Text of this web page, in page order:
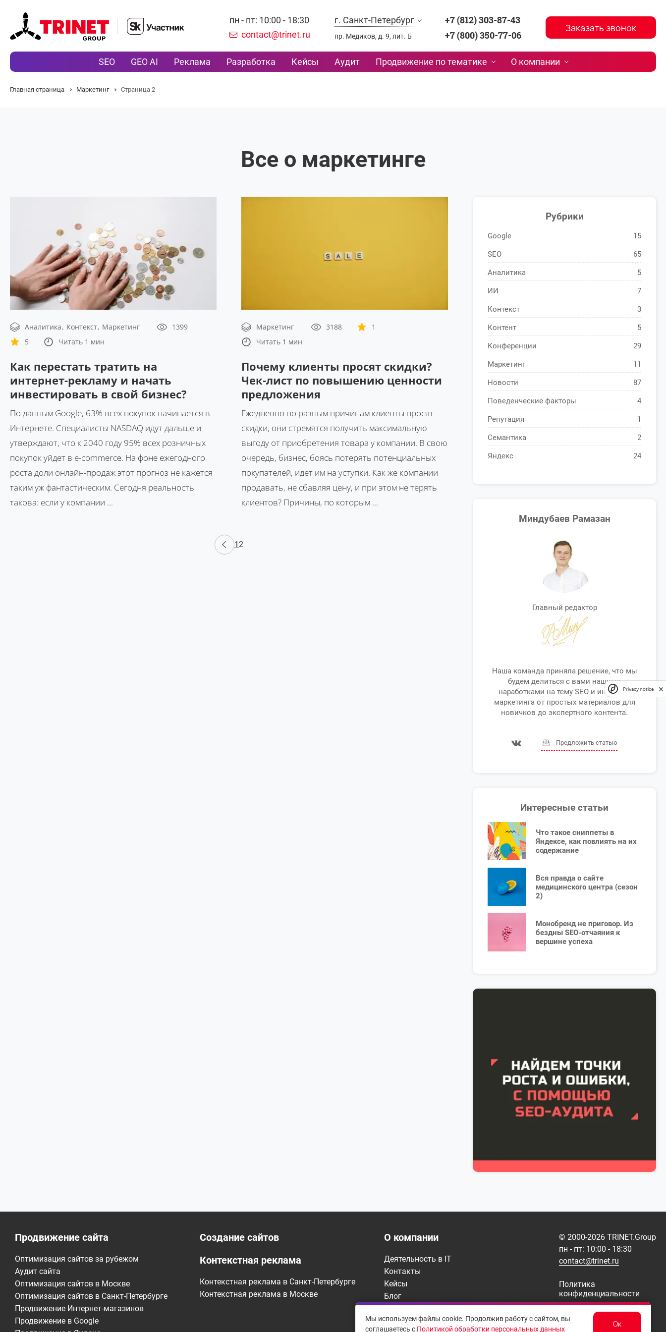
пн - пт: 10:00 - 18:30
contact@trinet.ru
г. Санкт-Петербург
пр. Медиков, д. 9, лит. Б
+7 (812) 303-87-43
+7 (800) 350-77-06
Заказать звонок
SEO GEO AI Реклама Разработка Кейсы Аудит Продвижение по тематике О компании
Главная страница Маркетинг Страница 2
Все о маркетинге
Аналитика Контекст Маркетинг
1399
5
Читать 1 мин
Как перестать тратить на
интернет-рекламу и начать
инвестировать в свой бизнес?
По данным Google, 63% всех покупок начинается в
Интернете. Специалисты NASDAQ идут дальше и
утверждают, что к 2040 году 95% всех розничных
покупок уйдет в e-commerce. На фоне ежегодного
роста доли онлайн-продаж этот прогноз не кажется
таким уж фантастическим. Сегодня реальность
такова: если у компании ...
Маркетинг 3188
1
Читать 1 мин
Почему клиенты просят скидки?
Чек-лист по повышению ценности
предложения
Ежедневно по разным причинам клиенты просят
скидки, они стремятся получить максимальную
выгоду от приобретения товара у компании. В свою
очередь, бизнес, боясь потерять потенциальных
покупателей, идет им на уступки. Как же компании
продавать, не сбавляя цену, и при этом не терять
клиентов? Причины, по которым ...
12
Рубрики
Google 15
SEO 65
Аналитика 5
ИИ 7
Контекст 3
Контент 5
Конференции 29
Маркетинг 11
Новости 87
Поведенческие факторы 4
Репутация 1
Семантика 2
Яндекс 24
Миндубаев Рамазан
Главный редактор
Наша команда приняла решение, что мы
будем делиться с вами нашими
наработками на тему SEO и интернет-
маркетинга от простых материалов для
новичков до экспертного контента.
Предложить статью
Интересные статьи
Что такое сниппеты в
Яндексе, как повлиять на их
содержание
Вся правда о сайте
медицинского центра (сезон
2)
Монобренд не приговор. Из
бездны SEO-отчаяния к
вершине успеха
Продвижение сайта
Оптимизация сайтов за рубежом
Аудит сайта
Оптимизация сайтов в Москве
Оптимизация сайтов в Санкт-Петербурге
Продвижение Интернет-магазинов
Продвижение в Google
Создание сайтов
Контекстная реклама
Контекстная реклама в Санкт-Петербурге
Контекстная реклама в Москве
О компании
Деятельность в IT
Контакты
Кейсы
Блог
Мероприятия
© 2000-2026 TRINET.Group
пн - пт: 10:00 - 18:30
contact@trinet.ru
Политика
конфиденциальности
Договор-оферта
Карта сайта
Мы используем файлы cookie. Продолжив работу с сайтом, вы
соглашаетесь с Политикой обработки персональных данных
Ок
Privacy notice